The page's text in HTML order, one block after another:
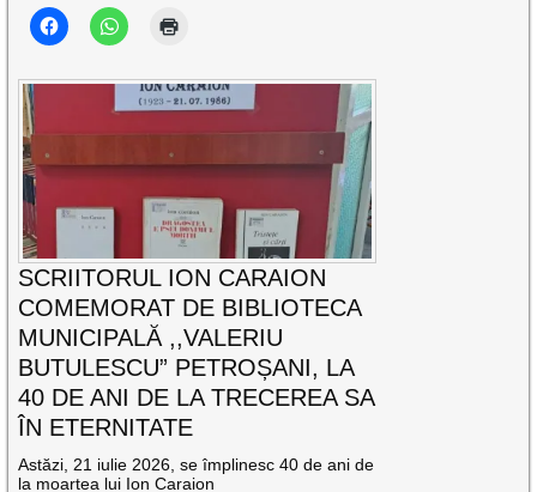
SCRIITORUL ION CARAION
COMEMORAT DE BIBLIOTECA
MUNICIPALĂ ,,VALERIU
BUTULESCU” PETROȘANI, LA
40 DE ANI DE LA TRECEREA SA
ÎN ETERNITATE
Astăzi, 21 iulie 2026, se împlinesc 40 de ani de
la moartea lui Ion Caraion